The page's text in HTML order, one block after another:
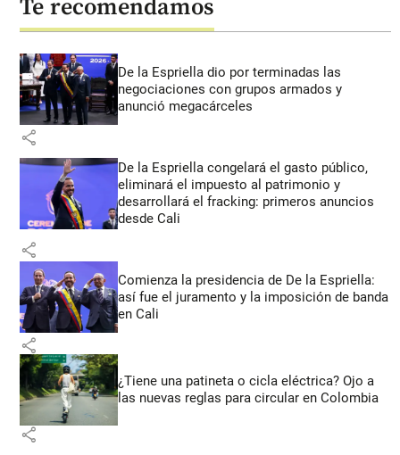
Te recomendamos
De la Espriella dio por terminadas las
negociaciones con grupos armados y
anunció megacárceles
share
De la Espriella congelará el gasto público,
eliminará el impuesto al patrimonio y
desarrollará el fracking: primeros anuncios
desde Cali
share
Comienza la presidencia de De la Espriella:
así fue el juramento y la imposición de banda
en Cali
share
¿Tiene una patineta o cicla eléctrica? Ojo a
las nuevas reglas para circular en Colombia
share